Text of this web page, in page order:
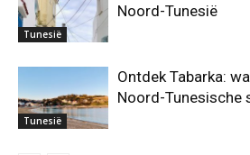
Tunesië
Noord-Tunesië
Tunesië
Ontdek Tabarka:
Noord-Tunesische